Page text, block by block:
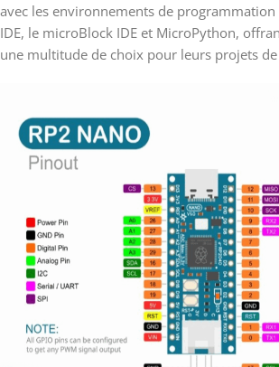
avec les environnements de programmation
IDE, le microBlock IDE et MicroPython,
une multitude de choix pour leurs projets